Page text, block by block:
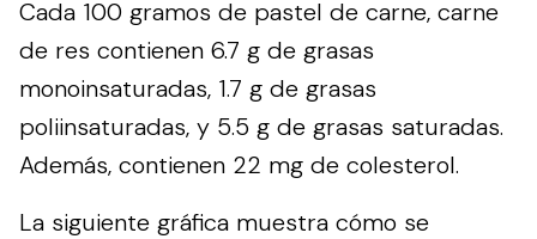
Cada 100 gramos de pastel de carne, carne
de res contienen 6.7 g de grasas
monoinsaturadas, 1.7 g de grasas
poliinsaturadas, y 5.5 g de grasas saturadas.
Además, contienen 22 mg de colesterol.
La siguiente gráfica muestra cómo se